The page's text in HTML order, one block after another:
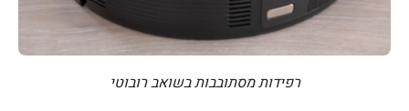
רפידות מסתובבות בשואב רובוטי